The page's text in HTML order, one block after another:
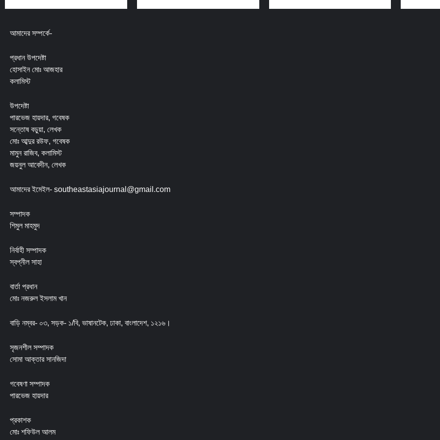
আমাদের সম্পর্কে-
প্রধান উপদেষ্টা
হোসাইন মোঃ আজহার
কলামিস্ট
উপদেষ্টা
পারভেজ হায়দার, গবেষক
সন্তোষ বড়ুয়া, লেখক
মোঃ আব্দুর রউফ, গবেষক
মামুন রাজিব, কলামিস্ট
জয়নুল আবেদীন, লেখক
আমাদের ইমেইল- southeastasiajournal@gmail.com
সম্পাদক
শিমুল মাহমুদ
নির্বাহী সম্পাদক
স্বপ্নীল সাহা
বার্তা প্রধান
মোঃ নজরুল ইসলাম খান
বাড়ি নম্বর- ০৩, সড়ক- ১/বি, ভাষানটেক, ঢাকা, বাংলাদেশ, ১২১৬।
সৃজনশীল সম্পাদক
সোমা আক্তার সানজিদা
গবেষণা সম্পাদক
পারভেজ হায়দার
প্রকাশক
মোঃ শফিউল আলম